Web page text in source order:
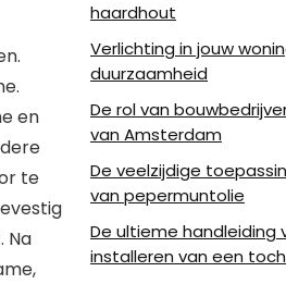
en
te
Na
haardhout
Verlichting in jouw
duurzaamheid
De rol van
van Amsterdam
De veelzijdige
van pepermuntolie
De ultieme handleiding
installeren van een